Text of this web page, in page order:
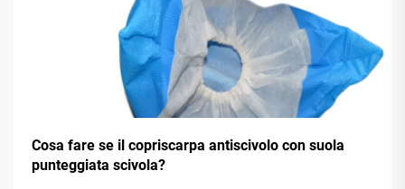
Cosa fare se il copriscarpa antiscivolo con suola
punteggiata scivola?